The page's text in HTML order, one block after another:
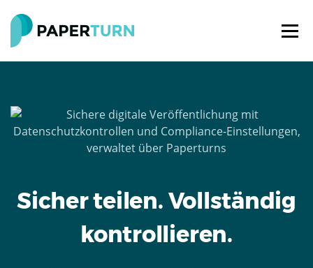
Sicher teilen. Vollständig
kontrollieren.